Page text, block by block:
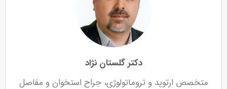
دکتر گلستان نژاد
متخصص ارتوپد و تروماتولوژی، جراح استخوان و مفاصل